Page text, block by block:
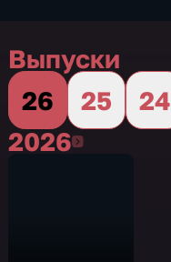
Выпуски
26
25 24
20262026